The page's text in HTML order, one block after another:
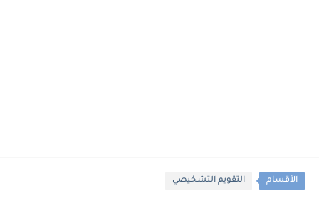
الأقسام التقويم التشخيصي